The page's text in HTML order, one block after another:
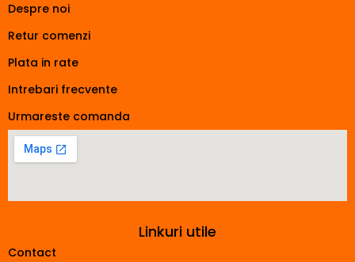
Despre noi
Retur comenzi
Plata in rate
Intrebari frecvente
Urmareste comanda
Linkuri utile
Contact